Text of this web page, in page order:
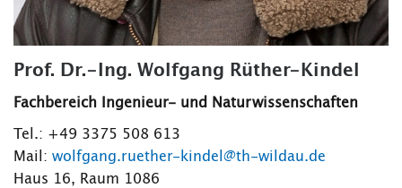
Prof. Dr.-Ing. Wolfgang Rüther-Kindel
Fachbereich Ingenieur- und Naturwissenschaften
Tel.: +49 3375 508 613
Mail: wolfgang.ruether-kindel@th-wildau.de
Haus 16, Raum 1086